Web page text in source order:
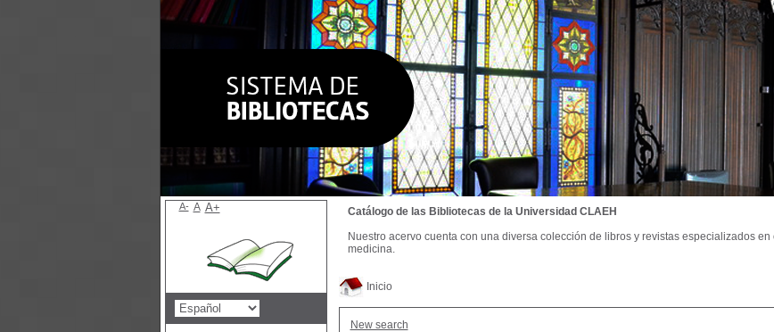
Inicio
New search
Catálogo de las Bibliotecas de la Universidad CLAEH
Nuestro acervo cuenta con una diversa colección de libros y revistas especializados
medicina.
A- A A+